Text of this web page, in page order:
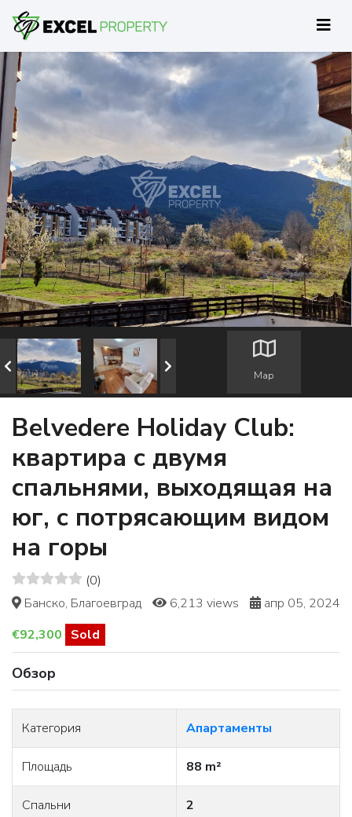
Map
Belvedere Holiday Club:
квартира с двумя
спальнями, выходящая на
юг, с потрясающим видом
на горы
(0)
Банско, Благоевград
6,213 views
апр 05, 2024
€92,300 Sold
Обзор
Категория Апартаменты
Площадь 88 m²
Спальни 2